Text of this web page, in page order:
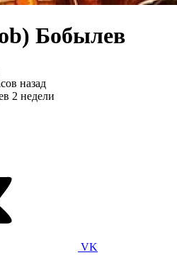
Бобылев
назад
2 недели
VK